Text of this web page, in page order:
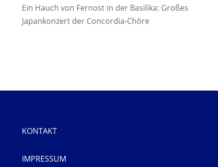
Ein Hauch von Fernost in der Basilika: Großes
Japankonzert der Concordia-Chöre
KONTAKT
IMPRESSUM